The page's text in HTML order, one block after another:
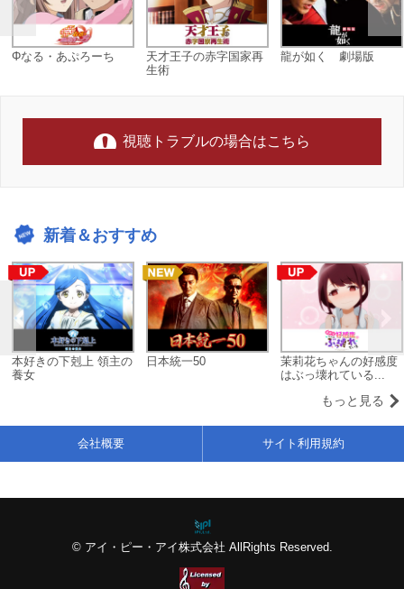
Φなる・あぷろーち
天才王子の赤字国家再
生術
龍が如く 劇場版
視聴トラブルの場合はこちら
新着＆おすすめ
本好きの下剋上 領主の
養女
日本統一50
茉莉花ちゃんの好感度
はぶっ壊れている...
もっと見る
© アイ・ピー・アイ株式会社 AllRights Reserved.
会社概要 サイト利用規約